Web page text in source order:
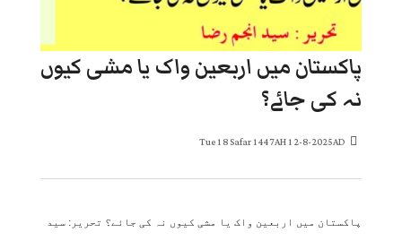
پاکستان میں اربعین واک یا مشی کیوں
نہ کی جائے؟
Tue 18 Safar 1447AH 12-8-2025AD
پاکستان میں اربعین واک یا مشی کیوں نہ کی جائے؟ تحریر: سید